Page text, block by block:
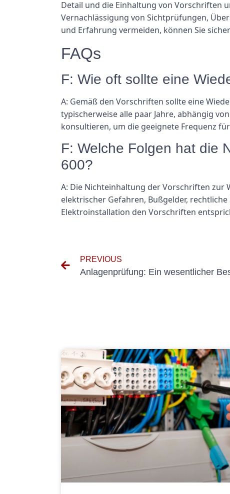
Detail und die Einhaltung von Vorschriften
Vernachlässigung von Sichtprüfungen,
und Erfahrung vermeiden, können Sie
FAQs
F: Wie oft sollte eine
A: Gemäß den Vorschriften sollte eine
typischerweise alle paar Jahre, abhängig
konsultieren, um die geeignete Frequenz
F: Welche Folgen hat die
600?
A: Die Nichteinhaltung der Vorschriften zur
elektrischer Gefahren, Bußgelder,
Elektroinstallation den Vorschriften
PREVIOUS